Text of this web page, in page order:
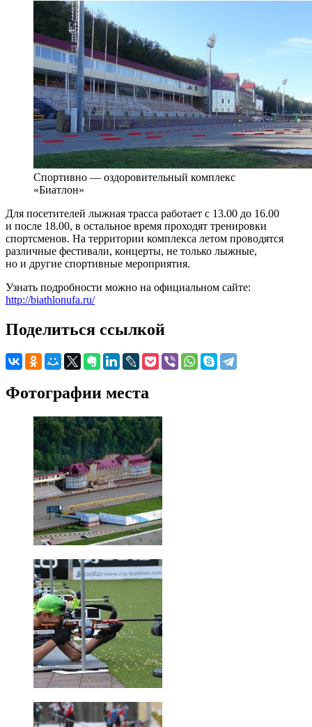
Спортивно — оздоровительный комплекс
«Биатлон»
Для посетителей лыжная трасса работает с 13.00 до 16.00
и после 18.00, в остальное время проходят тренировки
спортсменов. На территории комплекса летом проводятся
различные фестивали, концерты, не только лыжные,
но и другие спортивные мероприятия.
Узнать подробности можно на официальном сайте:
http://biathlonufa.ru/
Поделиться ссылкой
Фотографии места